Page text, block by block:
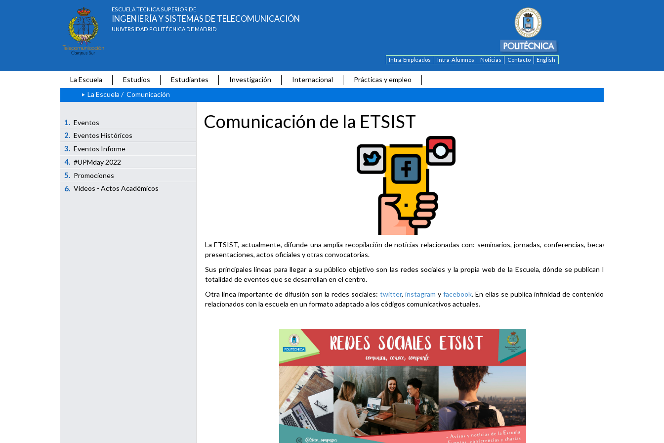
ESCUELA TÉCNICA SUPERIOR DE
INGENIERÍA Y SISTEMAS DE TELECOMUNICACIÓN
UNIVERSIDAD POLITÉCNICA DE MADRID
Intra-Empleados Intra-Alumnos Noticias Contacto English
La Escuela Estudios Estudiantes Investigación Internacional
Prácticas y empleo
La Escuela / Comunicación
1. Eventos
2. Eventos Históricos
3. Eventos Informe
4. #UPMday 2022
5. Promociones
6. Vídeos - Actos Académicos
Comunicación de la ETSIST
La ETSIST, actualmente, difunde una amplia recopilación de noticias relacionadas con: seminarios, jornadas, conferencias, becas,
presentaciones, actos oficiales y otras convocatorias.
Sus principales líneas para llegar a su público objetivo son las redes sociales y la propia web de la Escuela, dónde se publican la
totalidad de eventos que se desarrollan en el centro.
Otra línea importante de difusión son la redes sociales: twitter, instagram y facebook. En ellas se publica infinidad de contenidos
relacionados con la escuela en un formato adaptado a los códigos comunicativos actuales.